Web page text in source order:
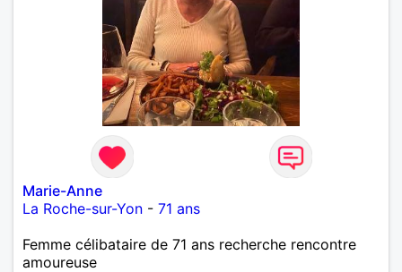
Marie-Anne
La Roche-sur-Yon - 71 ans
Femme célibataire de 71 ans recherche rencontre
amoureuse